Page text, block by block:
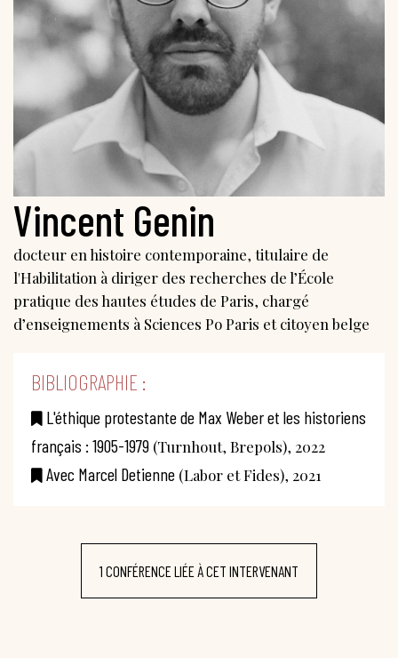
Vincent Genin
docteur en histoire contemporaine, titulaire de
l'Habilitation à diriger des recherches de l’École
pratique des hautes études de Paris, chargé
d’enseignements à Sciences Po Paris et citoyen belge
BIBLIOGRAPHIE :
L'éthique protestante de Max Weber et les historiens
français : 1905-1979 (Turnhout, Brepols), 2022
Avec Marcel Detienne (Labor et Fides), 2021
1 CONFÉRENCE LIÉE À CET INTERVENANT